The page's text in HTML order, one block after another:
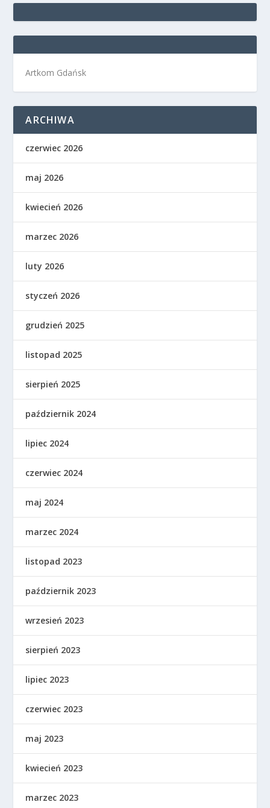
Artkom Gdańsk
ARCHIWA
czerwiec 2026
maj 2026
kwiecień 2026
marzec 2026
luty 2026
styczeń 2026
grudzień 2025
listopad 2025
sierpień 2025
październik 2024
lipiec 2024
czerwiec 2024
maj 2024
marzec 2024
listopad 2023
październik 2023
wrzesień 2023
sierpień 2023
lipiec 2023
czerwiec 2023
maj 2023
kwiecień 2023
marzec 2023